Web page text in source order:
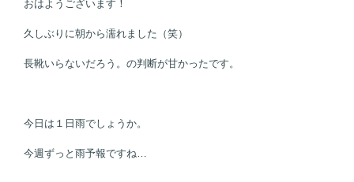
おはようございます！
久しぶりに朝から濡れました（笑）
長靴いらないだろう。の判断が甘かったです。
今日は１日雨でしょうか。
今週ずっと雨予報ですね…